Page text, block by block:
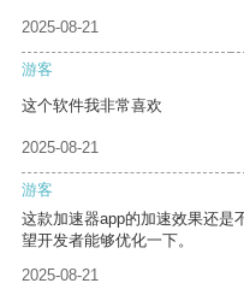
2025-08-21
游客
这个软件我非常喜欢
2025-08-21
游客
这款加速器app的加速效果还是
望开发者能够优化一下。
2025-08-21